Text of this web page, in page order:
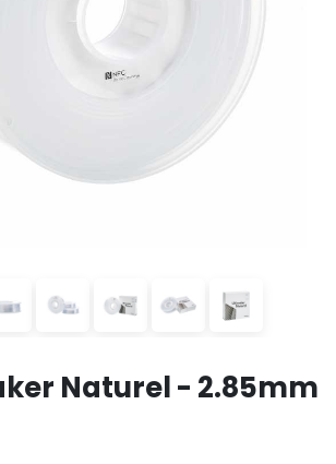
Naturel - 2.85mm